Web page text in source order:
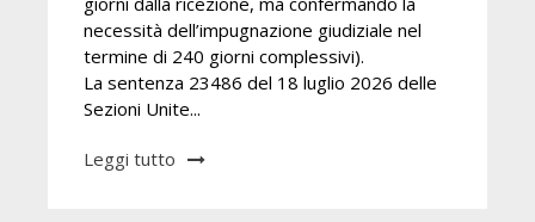
necessità dell’impugnazione giudiziale nel
termine di 240 giorni complessivi).
La sentenza 23486 del 18 luglio 2026 delle
Sezioni Unite...
Leggi tutto